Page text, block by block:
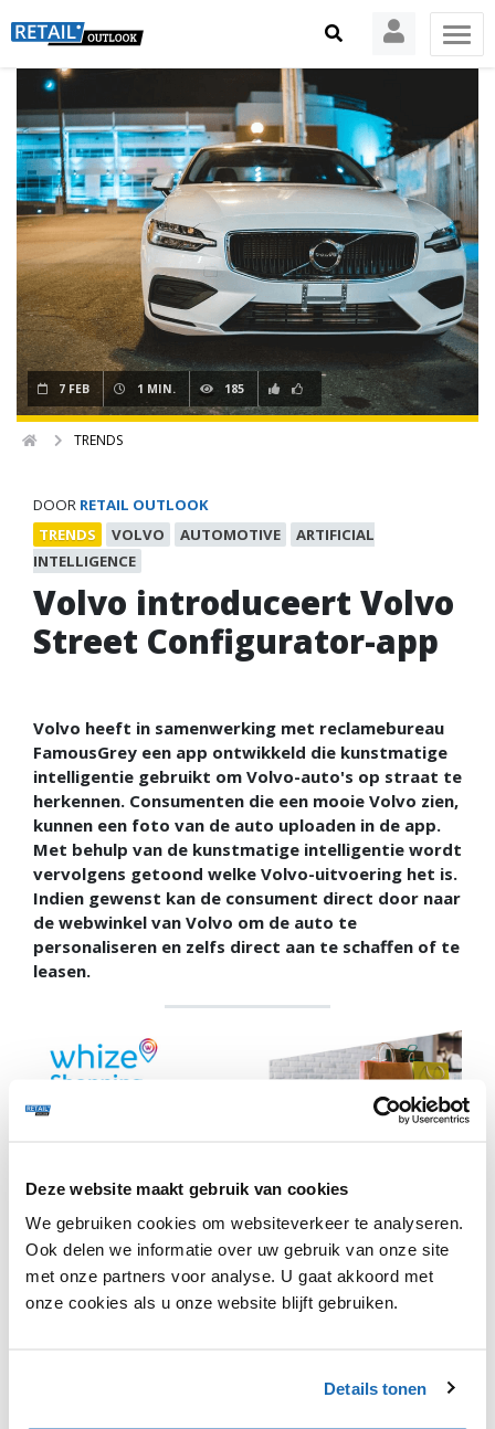
Deze website maakt gebruik van cookies
We gebruiken cookies om websiteverkeer te analyseren.
Ook delen we informatie over uw gebruik van onze site
met onze partners voor analyse. U gaat akkoord met
onze cookies als u onze website blijft gebruiken.
Details tonen
7 FEB 1 MIN. 185
TRENDS
DOOR RETAIL OUTLOOK
TRENDS
VOLVO AUTOMOTIVE
ARTIFICIAL
INTELLIGENCE
Volvo introduceert Volvo
Street Configurator-app
Volvo heeft in samenwerking met reclamebureau
FamousGrey een app ontwikkeld die kunstmatige
intelligentie gebruikt om Volvo-auto's op straat te
herkennen. Consumenten die een mooie Volvo zien,
kunnen een foto van de auto uploaden in de app.
Met behulp van de kunstmatige intelligentie wordt
vervolgens getoond welke Volvo-uitvoering het is.
Indien gewenst kan de consument direct door naar
de webwinkel van Volvo om de auto te
personaliseren en zelfs direct aan te schaffen of te
leasen.
De kunstmatige intelligentie gebruikt een database van
meer dan honderdduizend foto's van verschillende
Volvo-auto's en specifieke kenmerken als kleuren en
velgen. De afbeeldingen zijn afkomstig van Google, 3D-
modellen van de computer en uit echte straten.
merkstrategie. Het bedrijf maakte in 2021 bekend dat